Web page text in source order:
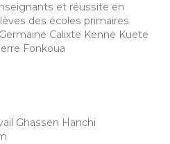
et réussite en
des écoles primaires
Calixte Kenne Kuete
Fonkoua
Ghassen Hanchi